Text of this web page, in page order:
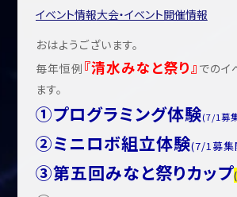
イベント情報大会・イベント開催情報
おはようございます。
毎年恒例 『清水みなと祭り』 でのイ
ます。
①プログラミング体験(7/1募
②ミニロボ組立体験(7/1募集
③第五回みなと祭りカップ